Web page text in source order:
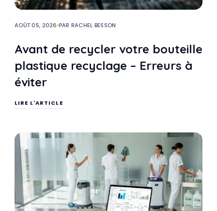
AOÛT 05, 2026 PAR RACHEL BESSON
Avant de recycler votre bouteille
plastique recyclage – Erreurs à
éviter
LIRE L'ARTICLE